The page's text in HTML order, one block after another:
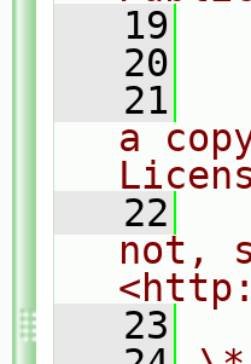
   19
   20
   21
a
   22
not,
   23